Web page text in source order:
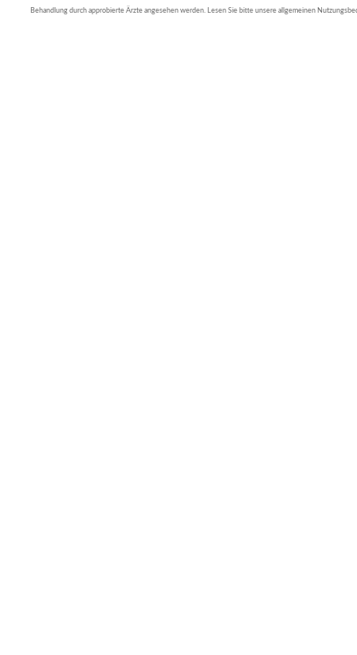
Behandlung durch approbierte Ärzte angesehen werden. Lesen Sie bitte unsere allgemeinen